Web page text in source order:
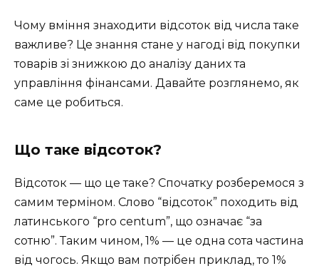
Чому вміння знаходити відсоток від числа таке
важливе? Це знання стане у нагоді від покупки
товарів зі знижкою до аналізу даних та
управління фінансами. Давайте розглянемо, як
саме це робиться.
Що таке відсоток?
Відсоток — що це таке? Спочатку розберемося з
самим терміном. Слово “відсоток” походить від
латинського “pro centum”, що означає “за
сотню”. Таким чином, 1% — це одна сота частина
від чогось. Якщо вам потрібен приклад, то 1%